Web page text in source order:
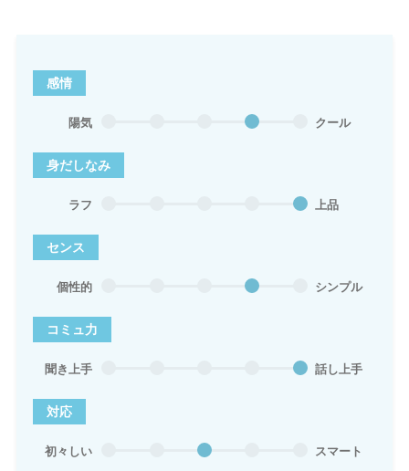
感情
陽気 クール
身だしなみ
ラフ 上品
センス
個性的 シンプル
コミュ力
聞き上手 話し上手
対応
初々しい スマート